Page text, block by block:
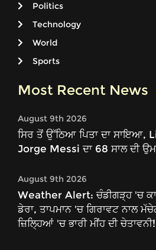
Politics
Technology
World
Sports
Most Recent News
August 9th 2026
ਸਿਰ ਤੋਂ ਉੱਠਿਆ ਪਿਤਾ ਦਾ ਸਾਇਆ,
Jorge Messi ਦਾ 68 ਸਾਲ ਦੀ
August 9th 2026
Weather Alert: ਚੰਡੀਗੜ੍ਹ 'ਚ
ਡੇਰਾ, ਤਾਪਮਾਨ 'ਚ ਗਿਰਾਵਟ ਨਾਲ
ਜ਼ਿਲ੍ਹਿਆਂ 'ਚ ਭਾਰੀ ਮੀਂਹ ਦੀ ਚੇਤਾਵਨੀ!